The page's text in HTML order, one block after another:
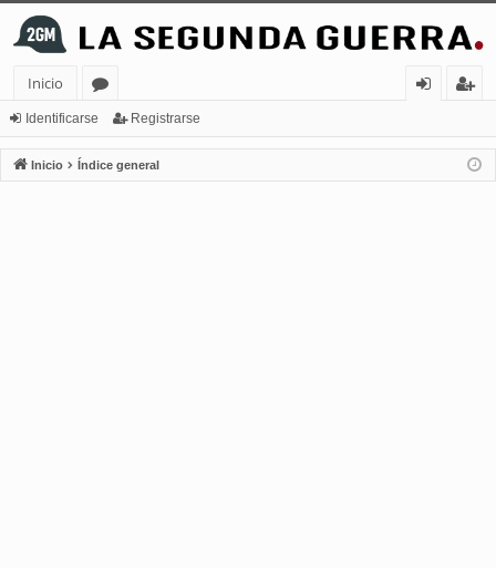
Inicio
or
os
nt
ifi
ist
ra
Identificarse Registrarse
Inicio Índice general